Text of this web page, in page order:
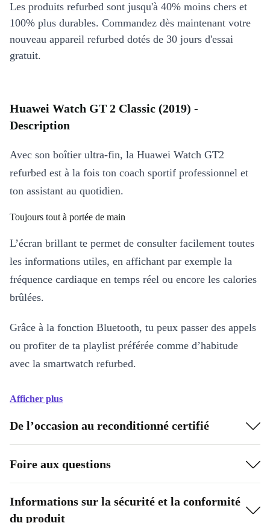
Les produits refurbed sont jusqu'à 40% moins chers et
100% plus durables. Commandez dès maintenant votre
nouveau appareil refurbed dotés de 30 jours d'essai
gratuit.
Huawei Watch GT 2 Classic (2019) -
Description
Avec son boîtier ultra-fin, la Huawei Watch GT2
refurbed est à la fois ton coach sportif professionnel et
ton assistant au quotidien.
Toujours tout à portée de main
L’écran brillant te permet de consulter facilement toutes
les informations utiles, en affichant par exemple la
fréquence cardiaque en temps réel ou encore les calories
brûlées.
Grâce à la fonction Bluetooth, tu peux passer des appels
ou profiter de ta playlist préférée comme d’habitude
avec la smartwatch refurbed.
Afficher plus
De l’occasion au reconditionné certifié
Foire aux questions
Informations sur la sécurité et la conformité
du produit